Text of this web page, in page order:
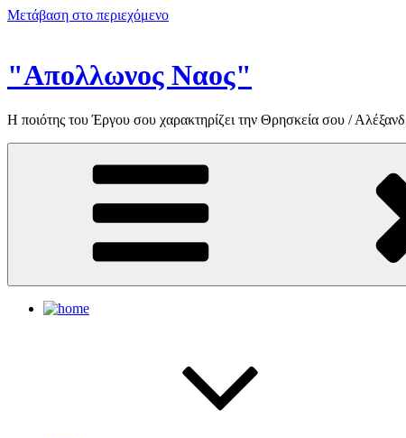
Μετάβαση στο περιεχόμενο
"Απολλωνος Ναος"
Η ποιότης του Έργου σου χαρακτηρίζει την Θρησκεία σου /